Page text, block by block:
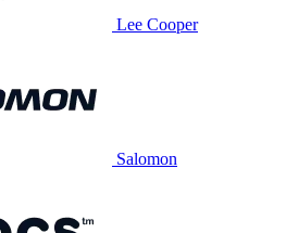
Lee Cooper
Salomon